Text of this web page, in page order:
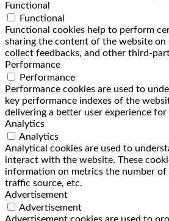
Functional
Functional
Functional cookies help to perform
sharing the content of the website on
collect feedbacks, and other third-
Performance
Performance
Performance cookies are used to
key performance indexes of the
delivering a better user experience
Analytics
Analytics
Analytical cookies are used to
interact with the website. These
information on metrics the number of
traffic source, etc.
Advertisement
Advertisement